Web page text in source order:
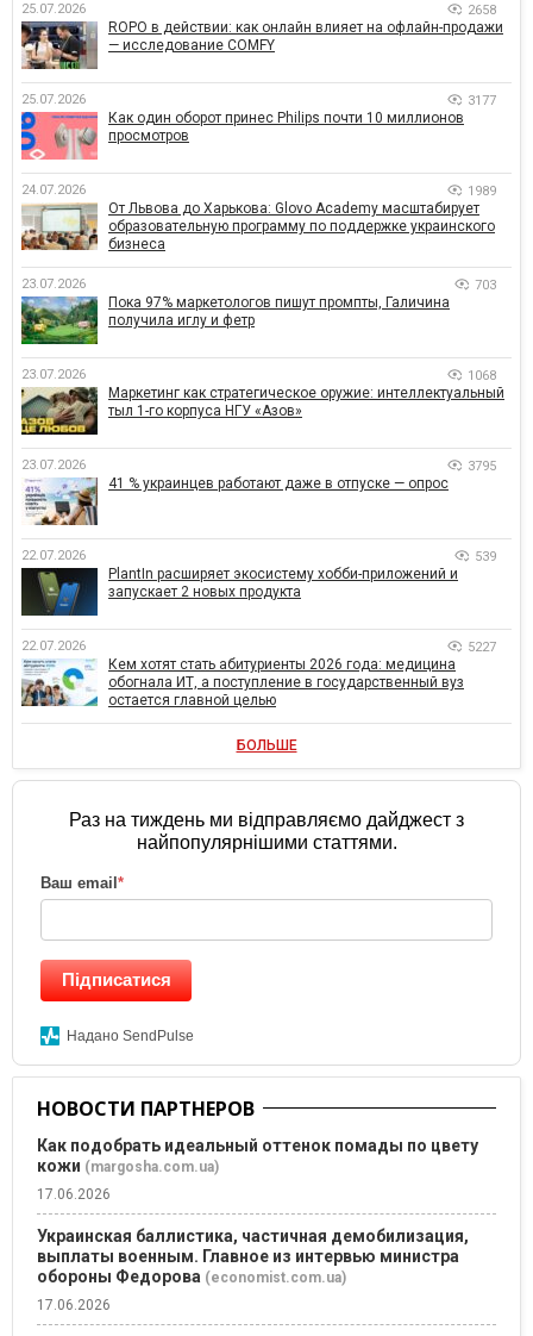
25.07.2026 2658
ROPO в действии: как онлайн влияет на офлайн-продажи
— исследование COMFY
25.07.2026 3177
Как один оборот принес Philips почти 10 миллионов
просмотров
24.07.2026 1989
От Львова до Харькова: Glovo Academy масштабирует
образовательную программу по поддержке украинского
бизнеса
23.07.2026 703
Пока 97% маркетологов пишут промпты, Галичина
получила иглу и фетр
23.07.2026 1068
Маркетинг как стратегическое оружие: интеллектуальный
тыл 1-го корпуса НГУ «Азов»
23.07.2026 3795
41 % украинцев работают даже в отпуске — опрос
22.07.2026 539
PlantIn расширяет экосистему хобби-приложений и
запускает 2 новых продукта
22.07.2026 5227
Кем хотят стать абитуриенты 2026 года: медицина
обогнала ИТ, а поступление в государственный вуз
остается главной целью
БОЛЬШЕ
Раз на тиждень ми відправляємо дайджест з
найпопулярнішими статтями.
Ваш email *
Підписатися
Надано SendPulse
НОВОСТИ ПАРТНЕРОВ
Как подобрать идеальный оттенок помады по цвету
кожи (margosha.com.ua)
17.06.2026
Украинская баллистика, частичная демобилизация,
выплаты военным. Главное из интервью министра
обороны Федорова (economist.com.ua)
17.06.2026